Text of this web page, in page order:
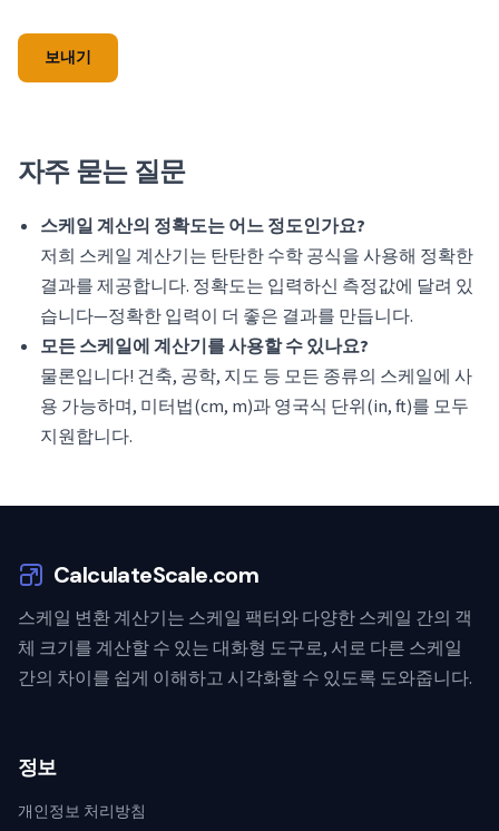
보내기
자주 묻는 질문
스케일 계산의 정확도는 어느 정도인가요?
저희 스케일 계산기는 탄탄한 수학 공식을 사용해 정확한
결과를 제공합니다. 정확도는 입력하신 측정값에 달려 있
습니다—정확한 입력이 더 좋은 결과를 만듭니다.
모든 스케일에 계산기를 사용할 수 있나요?
물론입니다! 건축, 공학, 지도 등 모든 종류의 스케일에 사
용 가능하며, 미터법(cm, m)과 영국식 단위(in, ft)를 모두
지원합니다.
CalculateScale.com
스케일 변환 계산기는 스케일 팩터와 다양한 스케일 간의 객
체 크기를 계산할 수 있는 대화형 도구로, 서로 다른 스케일
간의 차이를 쉽게 이해하고 시각화할 수 있도록 도와줍니다.
정보
개인정보 처리방침